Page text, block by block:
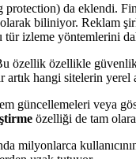
da eklendi.
biliniyor. Reklam
izleme yöntemlerini
özellikle
hangi sitelerin
güncellemeleri veya
özelliği de tam
milyonlarca